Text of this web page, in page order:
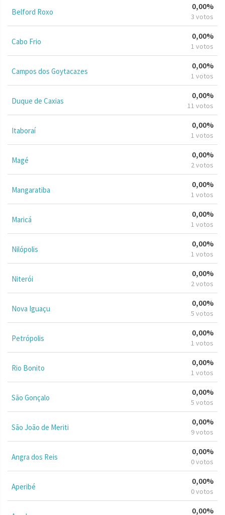
Belford Roxo
0,00%
3 votos
Cabo Frio
0,00%
1 votos
Campos dos Goytacazes
0,00%
1 votos
Duque de Caxias
0,00%
11 votos
Itaboraí
0,00%
1 votos
Magé
0,00%
2 votos
Mangaratiba
0,00%
1 votos
Maricá
0,00%
1 votos
Nilópolis
0,00%
1 votos
Niterói
0,00%
2 votos
Nova Iguaçu
0,00%
5 votos
Petrópolis
0,00%
1 votos
Rio Bonito
0,00%
1 votos
São Gonçalo
0,00%
5 votos
São João de Meriti
0,00%
9 votos
Angra dos Reis
0,00%
0 votos
Aperibé
0,00%
0 votos
0,00%